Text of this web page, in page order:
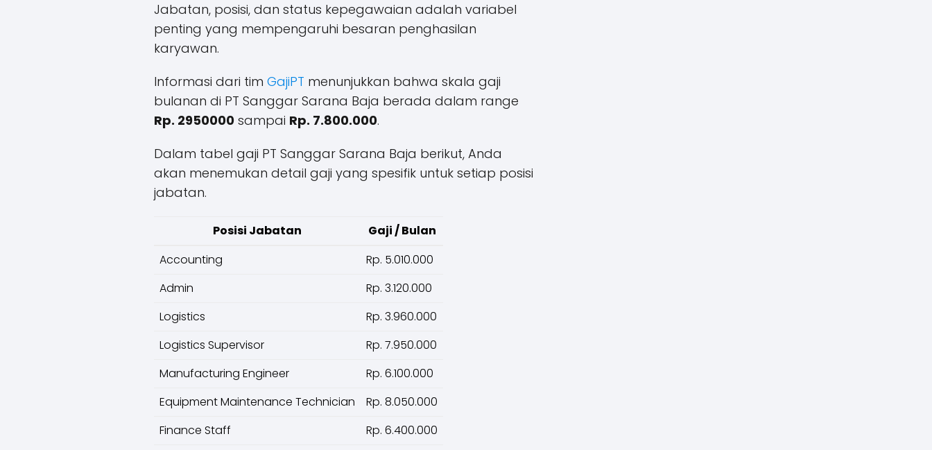
Jabatan, posisi, dan status kepegawaian adalah variabel
penting yang mempengaruhi besaran penghasilan
karyawan.
Informasi dari tim GajiPT menunjukkan bahwa skala gaji
bulanan di PT Sanggar Sarana Baja berada dalam range
Rp. 2950000 sampai Rp. 7.800.000.
Dalam tabel gaji PT Sanggar Sarana Baja berikut, Anda
akan menemukan detail gaji yang spesifik untuk setiap posisi
jabatan.
Posisi Jabatan
Gaji / Bulan
Accounting
Rp. 5.010.000
Admin
Rp. 3.120.000
Logistics
Rp. 3.960.000
Logistics Supervisor
Rp. 7.950.000
Manufacturing Engineer
Rp. 6.100.000
Equipment Maintenance Technician
Rp. 8.050.000
Finance Staff
Rp. 6.400.000